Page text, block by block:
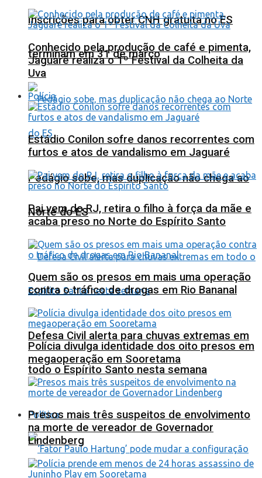
Inscrições para obter CNH gratuita no ES
terminam em 31 de março
Pedágio sobe, mas duplicação não chega ao
Norte do ES
Defesa Civil alerta para chuvas extremas em
todo o Espírito Santo nesta semana
Política
Conhecido pela produção de café e pimenta,
Jaguaré realiza o 1º Festival da Colheita da
Uva
Polícia
Estádio Conilon sofre danos recorrentes com
furtos e atos de vandalismo em Jaguaré
Pai vem do RJ, retira o filho à força da mãe e
acaba preso no Norte do Espírito Santo
Quem são os presos em mais uma operação
contra o tráfico de drogas em Rio Bananal
Polícia divulga identidade dos oito presos em
megaoperação em Sooretama
Presos mais três suspeitos de envolvimento
na morte de vereador de Governador
Lindenberg